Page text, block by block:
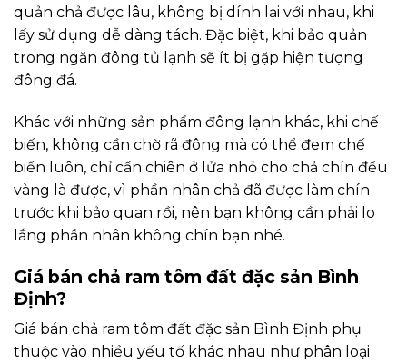
quản chả được lâu, không bị dính lại với nhau, khi
lấy sử dụng dễ dàng tách. Đặc biệt, khi bảo quản
trong ngăn đông tủ lạnh sẽ ít bị gặp hiện tượng
đông đá.
Khác với những sản phẩm đông lạnh khác, khi chế
biến, không cần chờ rã đông mà có thể đem chế
biến luôn, chỉ cần chiên ở lửa nhỏ cho chả chín đều
vàng là được, vì phần nhân chả đã được làm chín
trước khi bảo quan rồi, nên bạn không cần phải lo
lắng phần nhân không chín bạn nhé.
Giá bán chả ram tôm đất đặc sản Bình
Định?
Giá bán chả ram tôm đất đặc sản Bình Định phụ
thuộc vào nhiều yếu tố khác nhau như phân loại